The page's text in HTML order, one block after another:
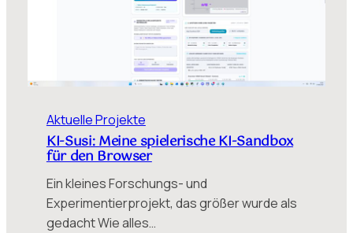
Aktuelle Projekte
KI-Susi: Meine spielerische KI-Sandbox
für den Browser
Ein kleines Forschungs- und
Experimentierprojekt, das größer wurde als
gedacht Wie alles…